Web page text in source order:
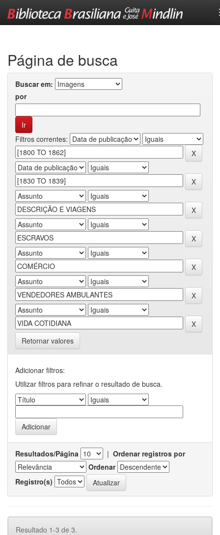
Página de busca
Buscar em:
por
Filtros correntes:
Retornar valores
Adicionar filtros:
Utilizar filtros para refinar o resultado de busca.
Resultados/Página | Ordenar registros por
Ordenar
Registro(s)
Resultado 1-3 de 3.